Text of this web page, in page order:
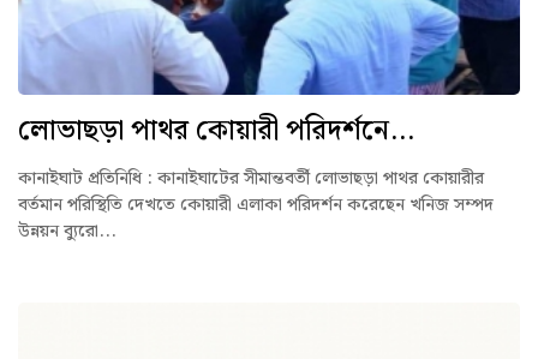
লোভাছড়া পাথর কোয়ারী পরিদর্শনে...
কানাইঘাট প্রতিনিধি : কানাইঘাটের সীমান্তবর্তী লোভাছড়া পাথর কোয়ারীর
বর্তমান পরিস্থিতি দেখতে কোয়ারী এলাকা পরিদর্শন করেছেন খনিজ সম্পদ
উন্নয়ন ব্যুরো...